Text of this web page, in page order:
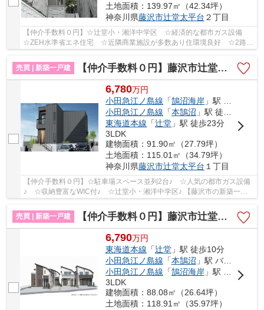
土地面積：139.97㎡（42.34坪）
神奈川県藤沢市辻堂太平台 ２丁目
【仲介手数料０円】☆辻堂小・湘洋中学区 ☆経済的な都市ガス設備
☆ZEH水準省エネ住宅 ☆近隣商業施設が多数あり住環境良好 ☆2路線
利用可 ☆収納スペース豊富♪ 【藤沢市の新築一戸建...
売買 | 新築一戸建
【仲介手数料０円】藤沢市辻堂太平台 新築一戸建て
6,780万円
小田急江ノ島線 「鵠沼海岸 」駅 徒歩19分
小田急江ノ島線 「本鵠沼 」駅 徒歩23分
東海道本線 「辻堂 」駅 徒歩23分
3LDK
建物面積：91.90㎡（27.79坪）
土地面積：115.01㎡（34.79坪）
神奈川県藤沢市辻堂太平台 １丁目
【仲介手数料０円】☆駐車場スペース並列2台♪ ☆人気の都市ガス設備
♪ ☆収納豊富なWIC付♪ ☆辻堂小・湘洋中学区♪ 【藤沢市の新築一戸
建てのことならリビングボイスにお任せ下さい！】
売買 | 新築一戸建
【仲介手数料０円】藤沢市辻堂元町2丁目 新築一戸建て 全4棟
6,790万円
東海道本線 「辻堂」駅 徒歩10分
小田急江ノ島線 「本鵠沼 」駅 バス5分 「東町（藤沢市）」 停歩11分
小田急江ノ島線 「鵠沼海岸」駅 バス9分 「熊の森」 停歩8分
3LDK
建物面積：88.08㎡（26.64坪）
土地面積：118.91㎡（35.97坪）